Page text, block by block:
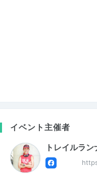
イベント主催者
トレイルラ